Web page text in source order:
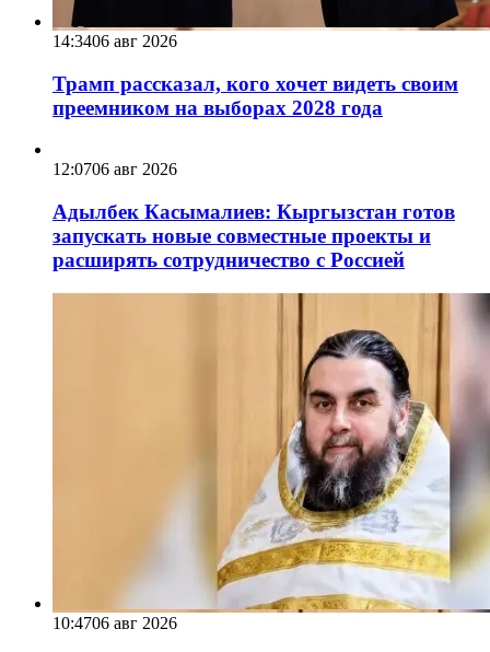
14:3406 авг 2026
Трамп рассказал, кого хочет видеть своим
преемником на выборах 2028 года
12:0706 авг 2026
Адылбек Касымалиев: Кыргызстан готов
запускать новые совместные проекты и
расширять сотрудничество с Россией
10:4706 авг 2026